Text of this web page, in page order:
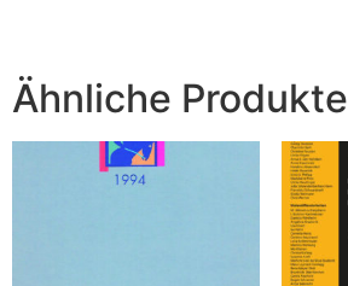
Ähnliche Produkte